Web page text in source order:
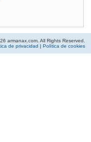
armanax.com. All Rights Reserved.
de privacidad | Política de cookies